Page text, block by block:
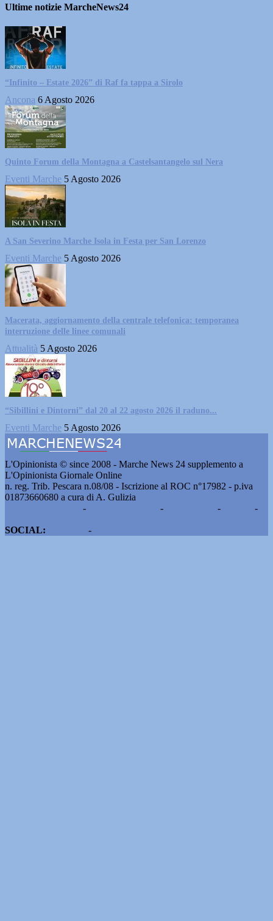
Ultime notizie MarcheNews24
“Infinito – Estate 2026” di Raf fa tappa a Sirolo
Ancona 6 Agosto 2026
Quinto Forum della Montagna a Castelsantangelo sul Nera
Eventi Marche 5 Agosto 2026
A San Severino Marche Isola in Festa per San Lorenzo
Eventi Marche 5 Agosto 2026
Macerata, aggiornamento della centrale telefonica: temporanea
interruzione delle linee comunali
Attualità 5 Agosto 2026
“Sibillini e Dintorni” dal 20 al 22 agosto 2026 il raduno...
Eventi Marche 5 Agosto 2026
L'Opinionista © since 2008 - Marche News 24 supplemento a
L'Opinionista Giornale Online
n. reg. Trib. Pescara n.08/08 - Iscrizione al ROC n°17982 - p.iva
01873660680 a cura di A. Gulizia
- - -
-
SOCIAL:
-